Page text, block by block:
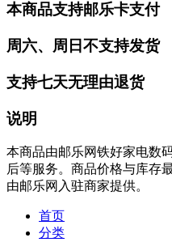
本商品支持邮乐卡支付
周六、周日不支持发货
支持七天无理由退货
说明
本商品由邮乐网铁好家电数
后等服务。商品价格与库存
由邮乐网入驻商家提供。
首页
分类